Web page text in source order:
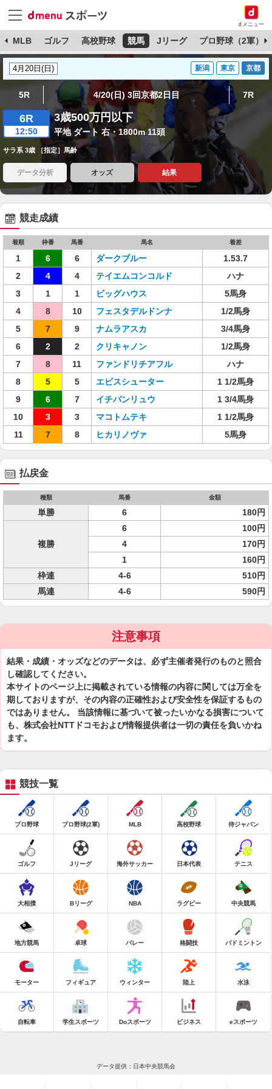
dメニュー
MLB ゴルフ 高校野球 競馬 Jリーグ プロ野球（2軍）
新潟 東京 京都
5R 4/20(日) 3回京都2日目 7R
6R
12:50
3歳500万円以下
平地 ダート 右・1800m 11頭
サラ系 3歳 ［指定］馬齢
データ分析 オッズ 結果
競走成績
着順 枠番 馬番 馬名 着差
1 6 6 ダークブルー
1.53.7
2
4 4 テイエムコンコルド
ハナ
3
1 1 ビッグハウス
5馬身
4
8 10 フェスタデルドンナ
1/2馬身
5
7 9 ナムラアスカ
3/4馬身
6
2 2 クリキャノン
1/2馬身
7
8 11 ファンドリチアフル
ハナ
8
5 5 エビスシューター
1 1/2馬身
9
6 7 イチバンリュウ
1 3/4馬身
10
3 3 マコトムテキ
1 1/2馬身
11
7 8 ヒカリノヴァ 5馬身
払戻金
種類 馬番 金額
単勝 6 180円
複勝
6
100円
4
170円
1
160円
枠連
4-6
510円
馬連
4-6 590円
注意事項
結果・成績・オッズなどのデータは、必ず主催者発行のものと照合
し確認してください。
本サイトのページ上に掲載されている情報の内容に関しては万全を
期しておりますが、その内容の正確性および安全性を保証するもの
ではありません。 当該情報に基づいて被ったいかなる損害について
も、株式会社NTTドコモおよび情報提供者は一切の責任を負いかね
ます。
競技一覧
プロ野球 プロ野球(2軍) MLB 高校野球 侍ジャパン
ゴルフ Jリーグ 海外サッカー 日本代表 テニス
大相撲 Bリーグ NBA ラグビー 中央競馬
地方競馬 卓球 バレー 格闘技 バドミントン
モーター フィギュア ウィンター 陸上 水泳
自転車 学生スポーツ Doスポーツ ビジネス eスポーツ
データ提供：日本中央競馬会